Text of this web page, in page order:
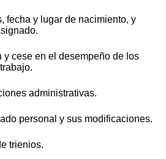
fecha y lugar de nacimiento, y
y cese en el desempeño de los
administrativas.
personal y sus modificaciones.
trienios.